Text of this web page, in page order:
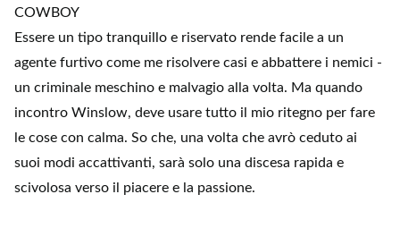
COWBOY
Essere un tipo tranquillo e riservato rende facile a un
agente furtivo come me risolvere casi e abbattere i nemici -
un criminale meschino e malvagio alla volta. Ma quando
incontro Winslow, deve usare tutto il mio ritegno per fare
le cose con calma. So che, una volta che avrò ceduto ai
suoi modi accattivanti, sarà solo una discesa rapida e
scivolosa verso il piacere e la passione.